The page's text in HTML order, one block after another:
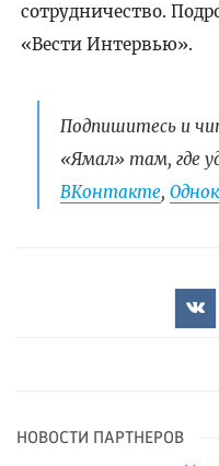
сотрудничество.
«Вести Интервью».
Подпишитесь и
«Ямал» там, где
ВКонтакте,
НОВОСТИ ПАРТНЕРОВ